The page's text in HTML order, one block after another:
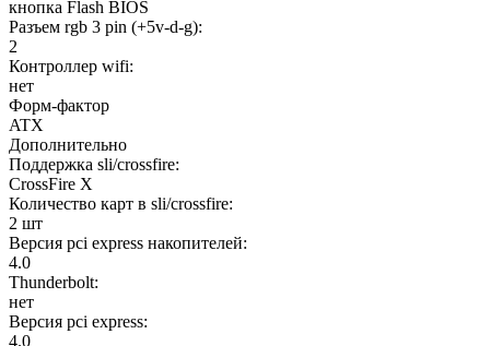
кнопка Flash BIOS
Разъем rgb 3 pin (+5v-d-g):
2
Контроллер wifi:
нет
Форм-фактор
ATX
Дополнительно
Поддержка sli/crossfire:
CrossFire X
Количество карт в sli/crossfire:
2 шт
Версия pci express накопителей:
4.0
Thunderbolt:
нет
Версия pci express:
4.0